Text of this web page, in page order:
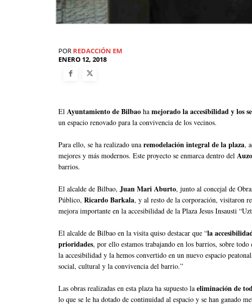
POR REDACCIÓN EM
ENERO 12, 2018
El Ayuntamiento de Bilbao ha mejorado la accesibilidad y los
un espacio renovado para la convivencia de los vecinos.
Para ello, se ha realizado una remodelación integral de la plaza,
mejores y más modernos. Este proyecto se enmarca dentro del
barrios.
El alcalde de Bilbao, Juan Mari Aburto, junto al concejal de
Público, Ricardo Barkala, y al resto de la corporación, visitaron
mejora importante en la accesibilidad de la Plaza Jesus Insausti
El alcalde de Bilbao en la visita quiso destacar que “la
prioridades, por ello estamos trabajando en los barrios, sobre
la accesibilidad y la hemos convertido en un nuevo espacio
social, cultural y la convivencia del barrio.”
Las obras realizadas en esta plaza ha supuesto la eliminación de
lo que se le ha dotado de continuidad al espacio y se han ganado